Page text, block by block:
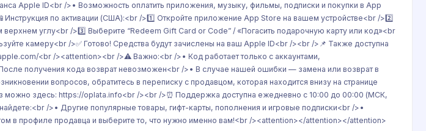
Apple ID<br />• Возможность оплатить приложения, музыку, фильмы, подписки и покупки в App
по активации (США):<br />1️⃣ Откройте приложение App Store на вашем устройстве<br />2️⃣
углу<br />3️⃣ Выберите “Redeem Gift Card or Code” / «Погасить подарочную карту или код»<br
камеру<br />✅ Готово! Средства будут зачислены на ваш Apple ID<br /><br />📌 Также доступна
<br /><attention><br />⚠️ Важно:<br />• Код работает только с аккаунтами,
получения кода возврат невозможен<br />• В случае нашей ошибки — замена или возврат в
вопросов, обратитесь в переписку с продавцом, которая находится внизу на странице
можно здесь: https://oplata.info<br /><br />⏰ Поддержка доступна ежедневно с 10:00 до 00:00 (МСК,
/>• Другие популярные товары, гифт-карты, пополнения и игровые подписки<br />•
в профиле продавца и выберите то, что нужно именно вам!<br /><attention></attention></attention>